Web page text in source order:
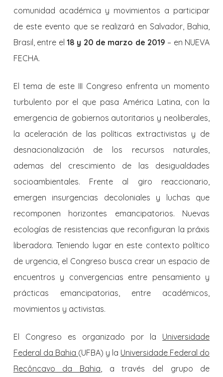
comunidad académica y movimientos a participar
de este evento que se realizará en Salvador, Bahia,
Brasil, entre el 18 y 20 de marzo de 2019 – en NUEVA
FECHA.
El tema de este III Congreso enfrenta un momento
turbulento por el que pasa América Latina, con la
emergencia de gobiernos autoritarios y neoliberales,
la aceleración de las políticas extractivistas y de
desnacionalización de los recursos naturales,
ademas del crescimiento de las desigualdades
socioambientales. Frente al giro reaccionario,
emergen insurgencias decoloniales y luchas que
recomponen horizontes emancipatorios. Nuevas
ecologías de resistencias que reconfiguran la práxis
liberadora. Teniendo lugar en este contexto político
de urgencia, el Congreso busca crear un espacio de
encuentros y convergencias entre pensamiento y
prácticas emancipatorias, entre académicos,
movimientos y activistas.
El Congreso es organizado por la Universidade
Federal da Bahia (UFBA) y la Universidade Federal do
Recôncavo da Bahia, a través del grupo de